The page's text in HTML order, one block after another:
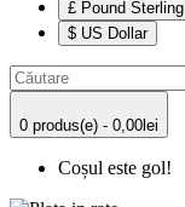
£ Pound Sterling
$ US Dollar
0 produs(e) - 0,00lei
Coșul este gol!